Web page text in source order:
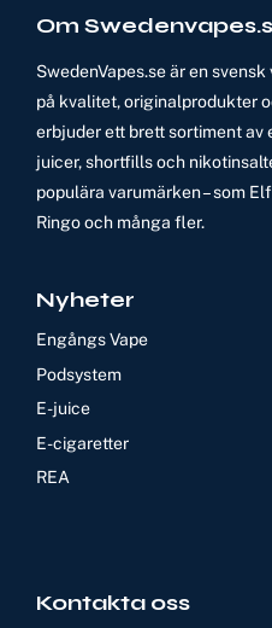
Om
SwedenVapes.se är en
på kvalitet, originalprodukter
erbjuder ett brett sortiment av
juicer, shortfills och
populära varumärken – som
Ringo och många fler.
Nyheter
Engångs Vape
Podsystem
E-juice
E-cigaretter
REA
Kontakta oss